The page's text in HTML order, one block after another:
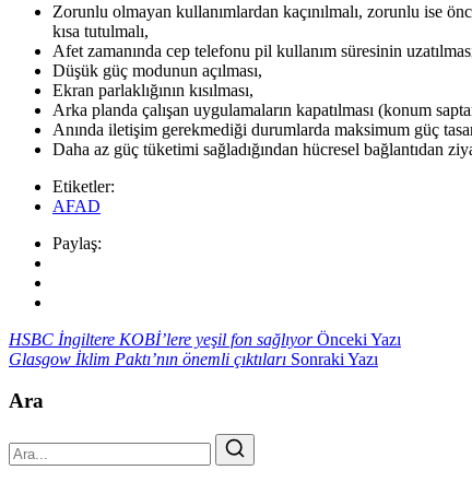
Zorunlu olmayan kullanımlardan kaçınılmalı, zorunlu ise
kısa tutulmalı,
Afet zamanında cep telefonu pil kullanım süresinin
Düşük güç modunun açılması,
Ekran parlaklığının kısılması,
Arka planda çalışan uygulamaların kapatılması (konum
Anında iletişim gerekmediği durumlarda maksimum güç
Daha az güç tüketimi sağladığından hücresel bağlantıdan
Etiketler:
AFAD
Paylaş:
HSBC İngiltere KOBİ’lere yeşil fon sağlıyorÖnceki Yazı
Glasgow İklim Paktı’nın önemli çıktıları Sonraki Yazı
Ara